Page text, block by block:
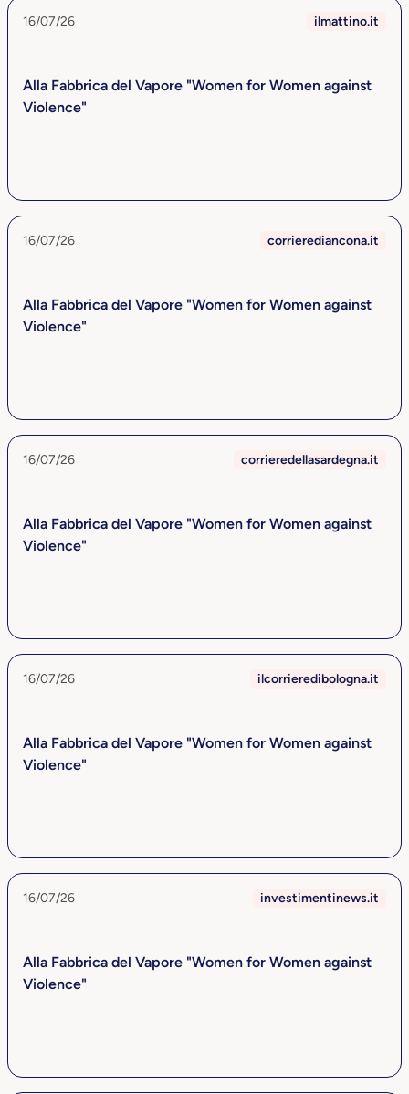
16/07/26 ilmattino.it
Alla Fabbrica del Vapore "Women for Women against
Violence"
16/07/26 corrierediancona.it
Alla Fabbrica del Vapore "Women for Women against
Violence"
16/07/26 corrieredellasardegna.it
Alla Fabbrica del Vapore "Women for Women against
Violence"
16/07/26 ilcorrieredibologna.it
Alla Fabbrica del Vapore "Women for Women against
Violence"
16/07/26 investimentinews.it
Alla Fabbrica del Vapore "Women for Women against
Violence"